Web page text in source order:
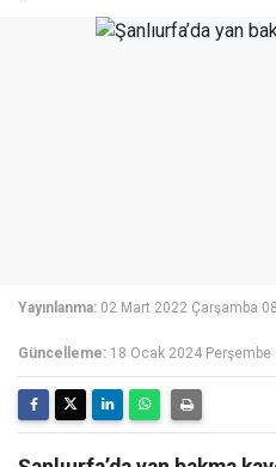
Yayınlanma: 02 Mart 2022 Çarşamba
Güncelleme: 18 Ocak 2024 Perşembe